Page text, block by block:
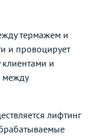
термажем и
и провоцирует
и
между
лифтинг